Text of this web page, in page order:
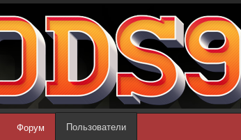
Форум Пользователи